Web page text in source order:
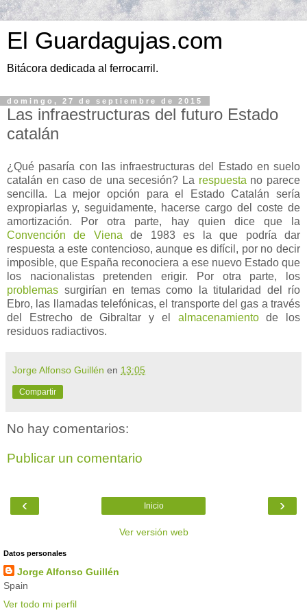
El Guardagujas.com
Bitácora dedicada al ferrocarril.
domingo, 27 de septiembre de 2015
Las infraestructuras del futuro Estado
catalán
¿Qué pasaría con las infraestructuras del Estado en suelo
catalán en caso de una secesión? La respuesta no parece
sencilla. La mejor opción para el Estado Catalán sería
expropiarlas y, seguidamente, hacerse cargo del coste de
amortización. Por otra parte, hay quien dice que la
Convención de Viena de 1983 es la que podría dar
respuesta a este contencioso, aunque es difícil, por no decir
imposible, que España reconociera a ese nuevo Estado que
los nacionalistas pretenden erigir.
Por otra parte, los
problemas surgirían en temas como la titularidad del río
Ebro, las llamadas telefónicas, el transporte del gas a través
del Estrecho de Gibraltar y el almacenamientode los
residuos radiactivos.
Jorge Alfonso Guillén en 13:05
Compartir
No hay comentarios:
Publicar un comentario
‹ ›
Inicio
Ver versión web
Datos personales
Jorge Alfonso Guillén
Spain
Ver todo mi perfil